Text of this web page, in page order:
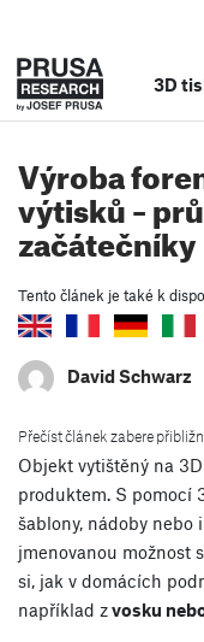
3D
Výroba
výtisků –
začátečníky
Tento článek je také k
David Schwarz
Přečíst článek zabere
Objekt vytištěný na
produktem. S pomocí
šablony, nádoby nebo
jmenovanou možnost
si, jak v domácích
například zvosku